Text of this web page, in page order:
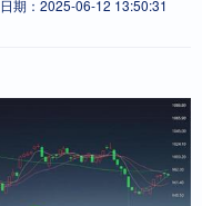
日期：2025-06-12 13:50:31